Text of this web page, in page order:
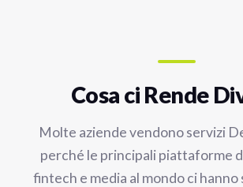
Cosa ci Rende
Molte aziende vendono servizi
perché le principali piattaforme
fintech e media al mondo ci hanno